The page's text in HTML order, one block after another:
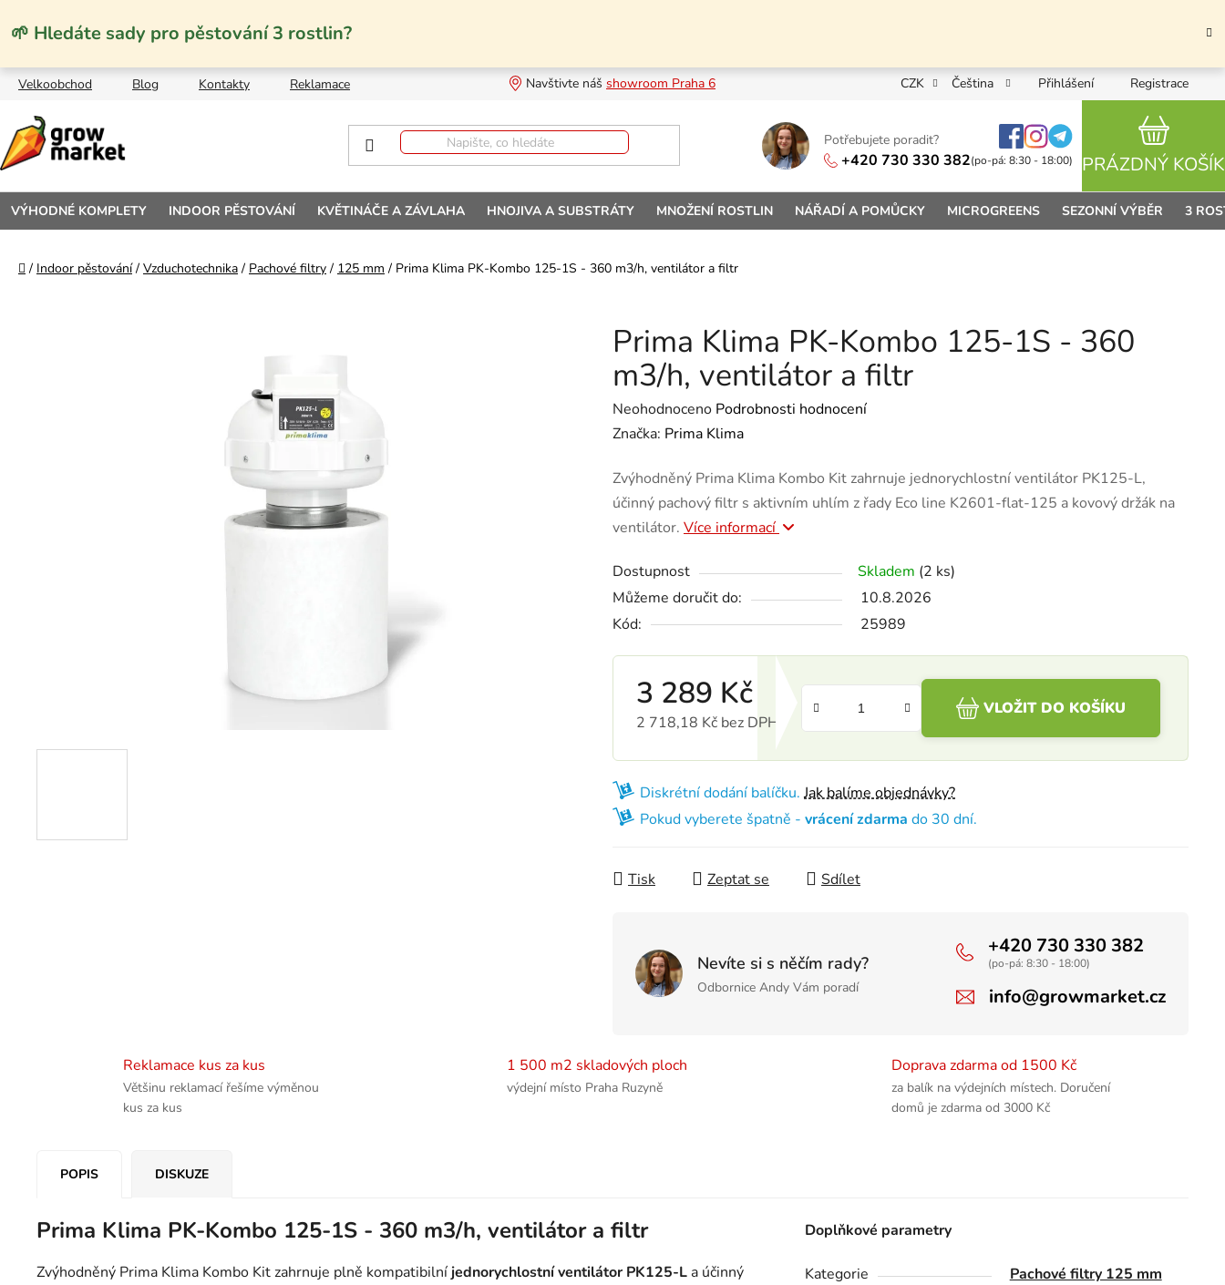
🌱 Hledáte sady pro pěstování 3 rostlin?
Velkoobchod Blog Kontakty Reklamace Navštivte náš showroom Praha 6 CZK Čeština Přihlášení Registrace
Potřebujete poradit?
+420 730 330 382(po-pá: 8:30 - 18:00) PRÁZDNÝ KOŠÍK
VÝHODNÉ KOMPLETY INDOOR PĚSTOVÁNÍ KVĚTINÁČE A ZÁVLAHA HNOJIVA A SUBSTRÁTY MNOŽENÍ ROSTLIN NÁŘADÍ A POMŮCKY MICROGREENS SEZONNÍ VÝBĚR 3
Domů
/ Indoor pěstování / Vzduchotechnika / Pachové filtry / 125 mm / Prima Klima PK-Kombo 125-1S - 360 m3/h, ventilátor a filtr
Prima Klima PK-Kombo 125-1S - 360
m3/h, ventilátor a filtr
Průměrné hodnocení produktu je 0,0 z 5 hvězdiček.
Neohodnoceno Podrobnosti hodnocení
Značka: Prima Klima
Zvýhodněný Prima Klima Kombo Kit zahrnuje jednorychlostní ventilátor PK125-L,
účinný pachový filtr s aktivním uhlím z řady Eco line K2601-flat-125 a kovový držák na
ventilátor. Více informací
Dostupnost Skladem (2 ks)
Můžeme doručit do:
10.8.2026
Kód:
25989
3 289 Kč
2 718,18 Kč bez DPH
VLOŽIT DO KOŠÍKU
Diskrétní dodání balíčku.Jak balíme objednávky?
Pokud vyberete špatně - vrácení zdarma do 30 dní.
Tisk Zeptat se Sdílet
Nevíte si s něčím rady?
Odbornice Andy Vám poradí
+420 730 330 382
(po-pá: 8:30 - 18:00)
info@growmarket.cz
Reklamace kus za kus
Většinu reklamací řešíme výměnou
kus za kus
1 500 m2 skladových ploch
výdejní místo Praha Ruzyně
Doprava zdarma od 1500 Kč
za balík na výdejních místech. Doručení
domů je zdarma od 3000 Kč
POPIS DISKUZE
Prima Klima PK-Kombo 125-1S - 360 m3/h, ventilátor a filtr
Zvýhodněný Prima Klima Kombo Kit zahrnuje plně kompatibilní jednorychlostní ventilátor PK125-L a účinný
Doplňkové parametry
Kategorie
Pachové filtry 125 mm